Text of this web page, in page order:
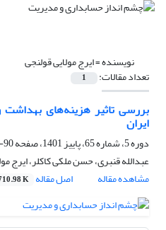
نویسنده =ایرج مولایی قولنجی
تعداد مقالات: 1
بررسی تاثیر هزینه‌های
ایران
دوره 5، شماره 65، پاییز 1401، صفحه
90-103
عبدالله قنبری، حسن ملکی کاکلر، ایرج
مشاهده مقاله
اصل مقاله K